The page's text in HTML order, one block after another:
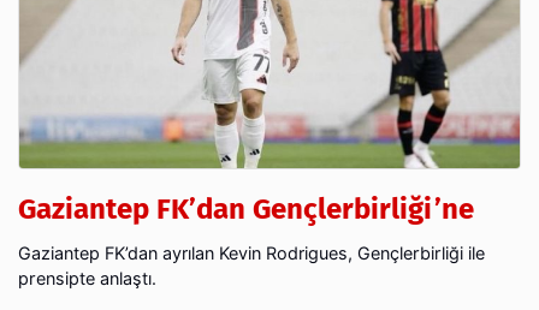
Gaziantep FK’dan Gençlerbirliği’ne
Gaziantep FK’dan ayrılan Kevin Rodrigues, Gençlerbirliği ile
prensipte anlaştı.